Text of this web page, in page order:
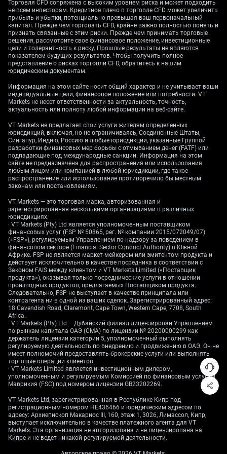
на заметное замедление: композитный PMI
снизился до 47,5. Это означает, что экономика
сокращается самыми быстрыми темпами за более
чем два с половиной года, и повышает риск
снижения ВВП на 0,2% во втором квартале,
усиливая давление на перспективы роста.
думать о повышении ставок. Эти данные
повышают вероятность более мягких сигналов (то
есть готовности поддерживать экономику более
снижения ставок.
Евро поднимался к 1,1616 к доллару, но движение
выглядит следствием кратковременного
ослабления доллара США, а не улучшения ситуации
в еврозоне. Это может создавать возможность для
остаётся слабой. В качестве идеи может
рассматриваться покупка пут-опционов на
EUR/USD* (контрактов, которые дают право
продать пару по заранее оговорённой цене и
заработать при снижении курса) с расчётом на
падение в ближайшие недели.
В поддержку такого сценария: экспресс-оценка
Eurostat за май показала замедление инфляции
HICP* до 1,9% — впервые более чем за год ниже
цели ЕЦБ. Также данные указали, что заказы
немецких заводов в апреле снизились на 1,2%, что
подчёркивает слабость промышленного ядра
еврозоны. Сочетание замедления роста и
охлаждения инфляции усиливает аргументы в
пользу более слабого евро.
Создайте реальный счёт VT Marketsиначните
торговатьсейчас.
\* PMI (Purchasing Managers’ Index) — индекс
деловой активности по опросам менеджеров по
закупкам; HCOB — бренд/организатор
исследования; EUR/USD — курс евро к доллару;
валютный рынок (FX) — рынок обмена валют; пут-
Торговля CFD сопряжена с высоким уровнем риска и может подходить
не всем инвесторам. Кредитное плечо в торговле CFD может увеличить
прибыль и убытки, потенциально превышая ваш первоначальный
капитал. Прежде чем торговать CFD, крайне важно полностью понять и
признать связанные с этим риски. Прежде чем принимать торговые
решения, рассмотрите свое финансовое положение, инвестиционные
цели и толерантность к риску. Прошлые результаты не являются
показателем будущих результатов. Чтобы получить полное
представление о рисках торговли CFD, обратитесь к нашим
юридическим документам.
Информация на этом сайте носит общий характер и не учитывает ваши
индивидуальные цели, финансовое положение или потребности. VT
Markets не несет ответственности за актуальность, точность,
актуальность или полноту любой информации на веб-сайте.
VT Markets не предлагает свои услуги жителям определенных
юрисдикций, включая, но не ограничиваясь, Соединенные Штаты,
Сингапур, Индию, Россию и любые юрисдикции, указанные Группой
разработки финансовых мер борьбы с отмыванием денег (FATF) или
подпадающие под международные санкции. Информация на этом
сайте не предназначена для распространения или использования
любым лицом или компанией в любой юрисдикции, где такое
распространение или использование противоречило бы местным
законам или постановлениям.
VT Markets — это торговая марка, авторизованная и
зарегистрированная несколькими организациями в различных
юрисдикциях.
· VT Markets (Pty) Ltd является уполномоченным поставщиком
финансовых услуг (FSP № 50865, рег. № компании 2015/072049/07)
(«FSP»), регулируемым Управлением по надзору за поведением в
финансовом секторе (Financial Sector Conduct Authority) в Южной
Африке. FSP не является маркет-мейкером или эмитентом продукта и
действует исключительно в качестве посредника в соответствии с
Законом FAIS между клиентом и VT Markets Limited («Поставщик
продукта»), оказывая только посреднические услуги в отношении
производных продуктов, предлагаемых Поставщиком продукта.
Следовательно, FSP не выступает в качестве принципала или
контрагента ни в одной из ваших сделок. Зарегистрированный адрес:
18 Cavendish Road, Claremont, Cape Town, Western Cape, 7708, South
Africa.
· VT Markets (Pty) Ltd – Дубайский филиал лицензирован Управлением
по рынкам капитала ОАЭ (CMA) по лицензии № 20200000299 как
держатель лицензии категории 5, уполномоченный выполнять
регулируемую деятельность по внедрению и продвижению в ОАЭ. Он не
имеет полномочий предоставлять брокерские услуги или выполнять
торговые операции клиентов.
· VT Markets Limited является инвестиционным дилером,
уполномоченным и регулируемым Комиссией по финансовым услугам
Маврикия (FSC) под номером лицензии GB23202269.
VT Markets Ltd, зарегистрированная в Республике Кипр под
регистрационным номером HE436466 и юридическим адресом по
адресу: Архиепископ Макариос III, 160, этаж 1, 3026, Лимассол, Кипр,
выступает исключительно в качестве платежного агента для VT
Markets. Эта организация не авторизована и не лицензирована на
Кипре и не ведет никакой регулируемой деятельности.